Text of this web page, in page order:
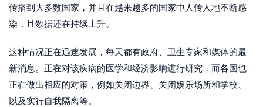
传播到大多数国家，并且在越来越多的国家中人传人地不断感
染，且数据还在持续上升。
这种情况正在迅速发展，每天都有政府、卫生专家和媒体的最
新消息。正在对该疾病的医学和经济影响进行研究，而各国也
正在做出相应的对策，例如关闭边界、关闭娱乐场所和学校、
以及实行自我隔离等。